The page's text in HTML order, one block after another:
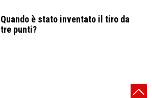
Quando è stato inventato il tiro da
tre punti?